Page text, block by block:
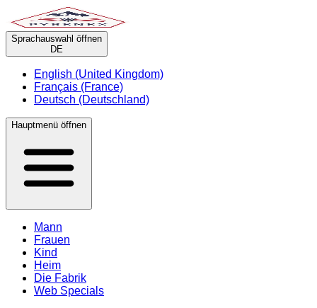
Sprachauswahl öffnen
DE
English (United Kingdom)
Français (France)
Deutsch (Deutschland)
Hauptmenü öffnen
Mann
Frauen
Kind
Heim
Die Fabrik
Web Specials